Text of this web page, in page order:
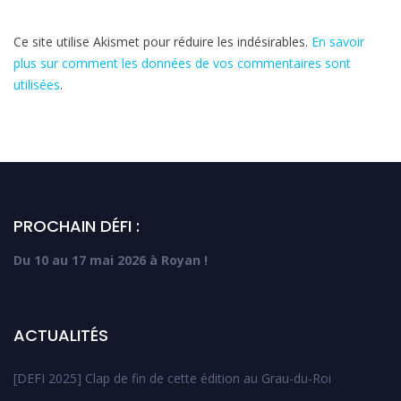
Ce site utilise Akismet pour réduire les indésirables. En savoir
plus sur comment les données de vos commentaires sont
utilisées.
PROCHAIN DÉFI :
Du 10 au 17 mai 2026 à Royan !
ACTUALITÉS
[DEFI 2025] Clap de fin de cette édition au Grau-du-Roi